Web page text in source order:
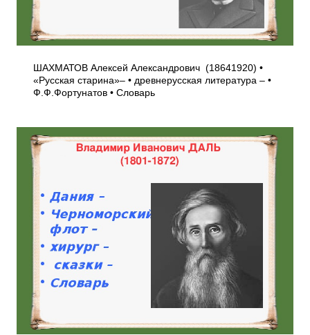
ШАХМАТОВ Алексей Александрович (1864­1920) •
«Русская старина»– • древнерусская литература – •
Ф.Ф.Фортунатов • Словарь